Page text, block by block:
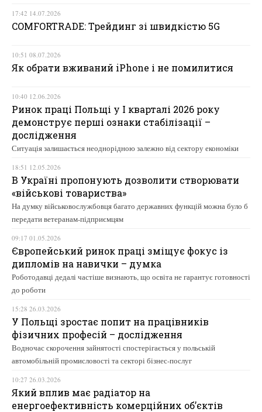
17:42 14.07.2026
COMFORTRADE: Трейдинг зі швидкістю 5G
10:51 08.07.2026
Як обрати вживаний iPhone і не помилитися
10:40 12.06.2026
Ринок праці Польщі у І кварталі 2026 року
демонструє перші ознаки стабілізації –
дослідження
Ситуація залишається неоднорідною залежно від сектору економіки
18:51 12.05.2026
В Україні пропонують дозволити створювати
«військові товариства»
На думку військовослужбовця багато державних функцій можна було б
передати ветеранам-підприємцям
09:17 01.05.2026
Європейський ринок праці зміщує фокус із
дипломів на навички – думка
Роботодавці дедалі частіше визнають, що освіта не гарантує готовності
до роботи
15:28 26.03.2026
У Польщі зростає попит на працівників
фізичних професій – дослідження
Водночас скорочення зайнятості спостерігається у польській
автомобільній промисловості та секторі бізнес-послуг
10:27 26.03.2026
Який вплив має радіатор на
енергоефективність комерційних об’єктів